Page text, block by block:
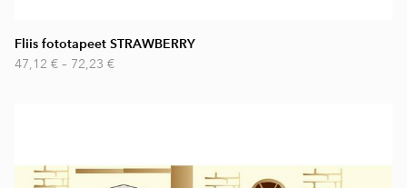
Fliis fototapeet STRAWBERRY
47,12 € – 72,23 €